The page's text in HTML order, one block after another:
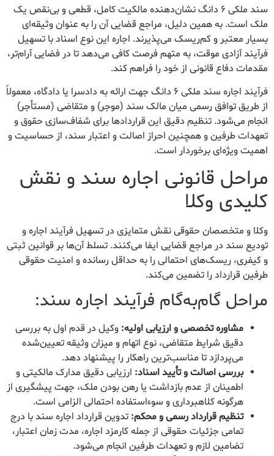
سند ملکی ۶ دانگ نشان‌دهنده مالکیت کامل، قطعی و بی‌نقص یک
ملک است. به همین دلیل، مراجع قضایی آن را به عنوان وثیقه‌ای
بسیار معتبر و کم‌ریسک می‌پذیرند. اجاره این نوع اسناد با تسهیل
فرآیند آزادی موقت، به متهم فرصت کافی می‌دهد تا در فضایی آرام‌تر،
مقدمات دفاع قانونی از خود را فراهم کند.
فرآیند اجاره سند ملکی ۶ دانگ جهت ارائه به دادسرا یا دادگاه، معمولاً
از طریق توافق رسمی میان مالک سند (موجر) و متقاضی (مستأجر)
انجام می‌شود. تنظیم دقیق این قراردادها برای شفاف‌سازی حقوق و
تعهدات طرفین و همچنین احراز اصالت و اعتبار سند، از حساسیت و
اهمیت ویژه‌ای برخوردار است.
مراحل قانونی اجاره سند و نقش
کلیدی وکلا
وکلا و متخصصان حقوقی نقش متمایزی در تسهیل فرآیند اجاره و
تودیع سند در مراجع قضایی ایفا می‌کنند. تسلط آن‌ها بر قوانین ثبتی
و کیفری، ریسک‌های احتمالی را به حداقل رسانده و امنیت حقوقی
طرفین قرارداد را تضمین می‌کند.
مراحل گام‌به‌گام فرآیند اجاره سند:
مشاوره تخصصی و ارزیابی اولیه: وکیل در قدم اول به بررسی
دقیق شرایط متقاضی، نوع اتهام و میزان وثیقه تعیین‌شده
می‌پردازد تا مناسب‌ترین راهکار را پیشنهاد دهد.
بررسی اصالت و تأیید اسناد: ارزیابی دقیق مدارک مالکیتی و
اطمینان از عدم بازداشت یا رهن بودن ملک، جهت پیشگیری از
هرگونه کلاهبرداری و سوءاستفاده احتمالی الزامی است.
تنظیم قرارداد رسمی و محکم: تدوین قرارداد اجاره سند با درج
تمامی جزئیات حقوقی از جمله کارمزد اجاره، مدت زمان اعتبار،
تضامین لازم و تعهدات طرفین انجام می‌شود.